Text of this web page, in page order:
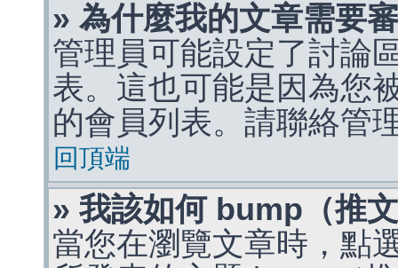
» 為什麼我的文章需要
管理員可能設定了討論
表。這也可能是因為您
的會員列表。請聯絡管
回頂端
» 我該如何 bump（推
當您在瀏覽文章時，點